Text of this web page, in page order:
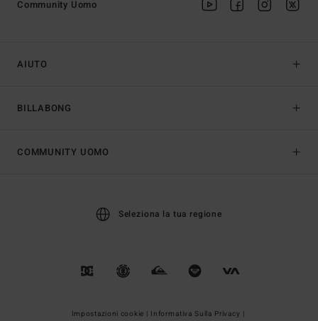
AIUTO
BILLABONG
Community Uomo
COMMUNITY UOMO
Seleziona la tua regione
Impostazioni cookie | Informativa Sulla Privacy |